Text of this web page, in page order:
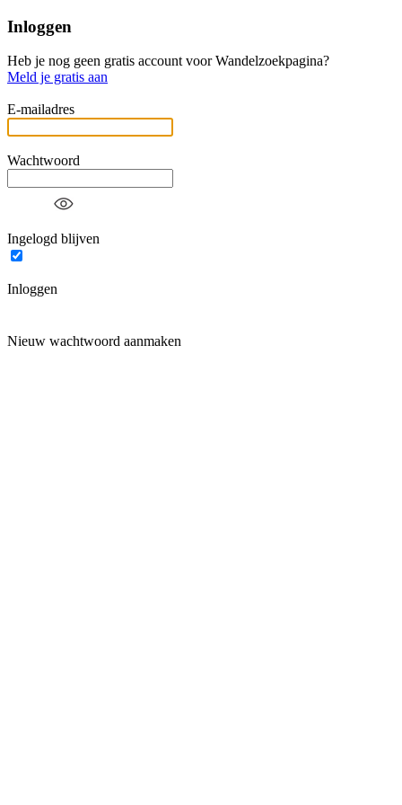
Inloggen
Heb je nog geen gratis account voor Wandelzoekpagina?
Meld je gratis aan
E-mailadres
Wachtwoord
Ingelogd blijven
Inloggen
Nieuw wachtwoord aanmaken